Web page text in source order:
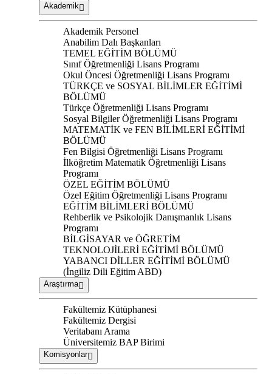
Akademik
Akademik Personel
Anabilim Dalı Başkanları
TEMEL EĞİTİM BÖLÜMÜ
Sınıf Öğretmenliği Lisans Programı
Okul Öncesi Öğretmenliği Lisans Programı
TÜRKÇE ve SOSYAL BİLİMLER EĞİTİMİ
BÖLÜMÜ
Türkçe Öğretmenliği Lisans Programı
Sosyal Bilgiler Öğretmenliği Lisans Programı
MATEMATİK ve FEN BİLİMLERİ EĞİTİMİ
BÖLÜMÜ
Fen Bilgisi Öğretmenliği Lisans Programı
İlköğretim Matematik Öğretmenliği Lisans
Programı
ÖZEL EĞİTİM BÖLÜMÜ
Özel Eğitim Öğretmenliği Lisans Programı
EĞİTİM BİLİMLERİ BÖLÜMÜ
Rehberlik ve Psikolojik Danışmanlık Lisans
Programı
BİLGİSAYAR ve ÖĞRETİM
TEKNOLOJİLERİ EĞİTİMİ BÖLÜMÜ
YABANCI DİLLER EĞİTİMİ BÖLÜMÜ
(İngiliz Dili Eğitim ABD)
Araştırma
Fakültemiz Kütüphanesi
Fakültemiz Dergisi
Veritabanı Arama
Üniversitemiz BAP Birimi
Komisyonlar